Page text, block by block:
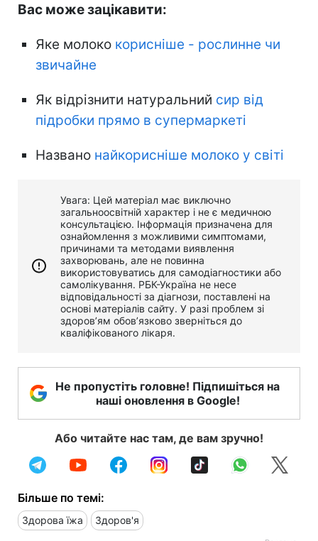
Вас може зацікавити:
Яке молоко корисніше - рослинне чи
звичайне
Як відрізнити натуральний сир від
підробки прямо в супермаркеті
Названо найкорисніше молоко у світі
Увага: Цей матеріал має виключно
загальноосвітній характер і не є медичною
консультацією. Інформація призначена для
ознайомлення з можливими симптомами,
причинами та методами виявлення
захворювань, але не повинна
використовуватись для самодіагностики або
самолікування. РБК-Україна не несе
відповідальності за діагнози, поставлені на
основі матеріалів сайту. У разі проблем зі
здоров’ям обов’язково зверніться до
кваліфікованого лікаря.
Не пропустіть головне! Підпишіться на
наші оновлення в Google!
Або читайте нас там, де вам зручно!
Більше по темі:
Здорова їжа Здоров'я